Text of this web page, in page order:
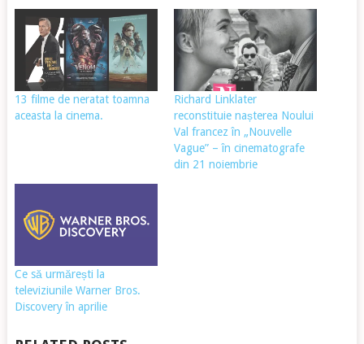
13 filme de neratat toamna
aceasta la cinema.
Richard Linklater
reconstituie nașterea Noului
Val francez în „Nouvelle
Vague” – în cinematografe
din 21 noiembrie
Ce să urmărești la
televiziunile Warner Bros.
Discovery în aprilie